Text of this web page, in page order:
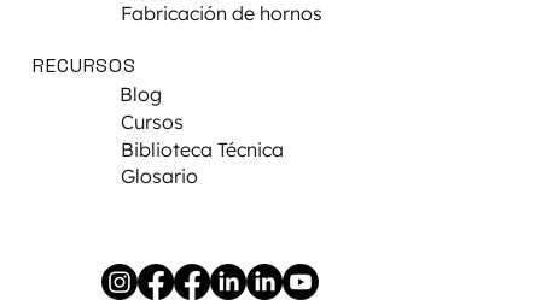
Fabricación de hornos
RECURSOS
Blog
Cursos
Biblioteca Técnica
Glosario